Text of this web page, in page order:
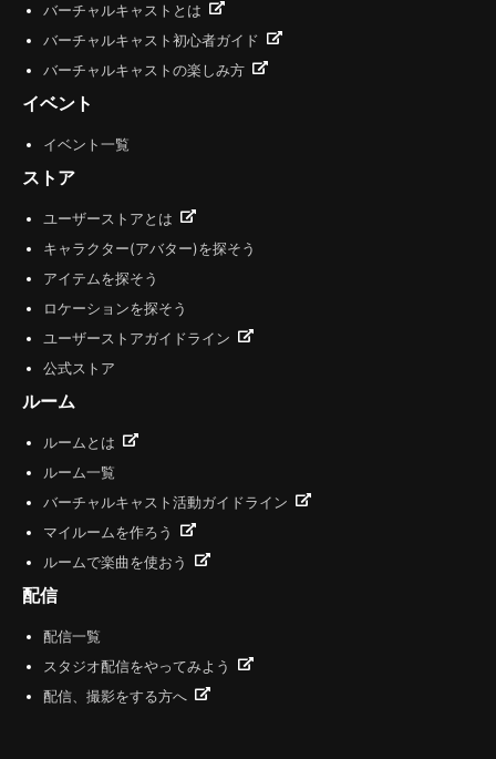
バーチャルキャストとは
バーチャルキャスト初心者ガイド
バーチャルキャストの楽しみ方
イベント
イベント一覧
ストア
ユーザーストアとは
キャラクター(アバター)を探そう
アイテムを探そう
ロケーションを探そう
ユーザーストアガイドライン
公式ストア
ルーム
ルームとは
ルーム一覧
バーチャルキャスト活動ガイドライン
マイルームを作ろう
ルームで楽曲を使おう
配信
配信一覧
スタジオ配信をやってみよう
配信、撮影をする方へ